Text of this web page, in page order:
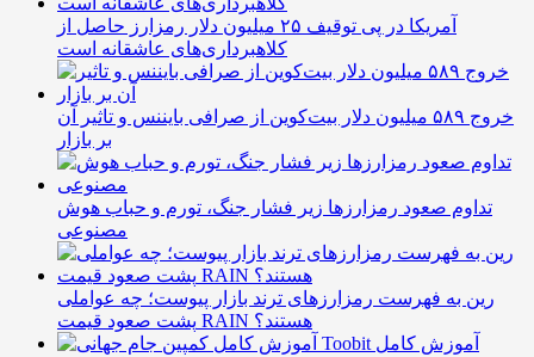
آمریکا در پی توقیف ۲۵ میلیون دلار رمزارز حاصل از
کلاهبرداری‌های عاشقانه است
خروج ۵۸۹ میلیون دلار بیت‌کوین از صرافی بایننس و تاثیر آن
بر بازار
تداوم صعود رمزارزها زیر فشار جنگ، تورم و حباب هوش
مصنوعی
رین به فهرست رمزارزهای ترند بازار پیوست؛ چه عواملی
پشت صعود قیمت RAIN هستند؟
آموزش کامل